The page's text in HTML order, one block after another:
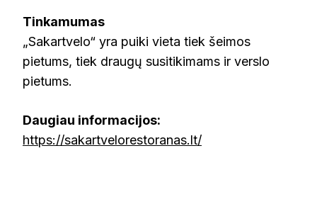
Tinkamumas
„Sakartvelo“ yra puiki vieta tiek šeimos
pietums, tiek draugų susitikimams ir verslo
pietums.
Daugiau informacijos:
https://sakartvelorestoranas.lt/